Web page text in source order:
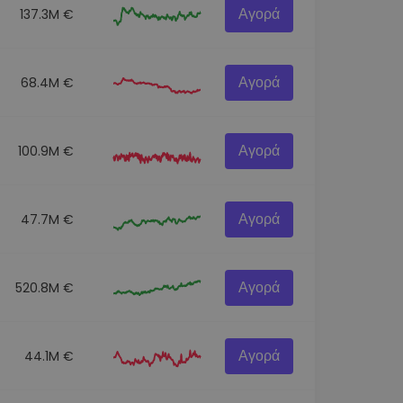
137.3M € Αγορά
68.4M € Αγορά
100.9M € Αγορά
47.7M € Αγορά
520.8M € Αγορά
44.1M € Αγορά